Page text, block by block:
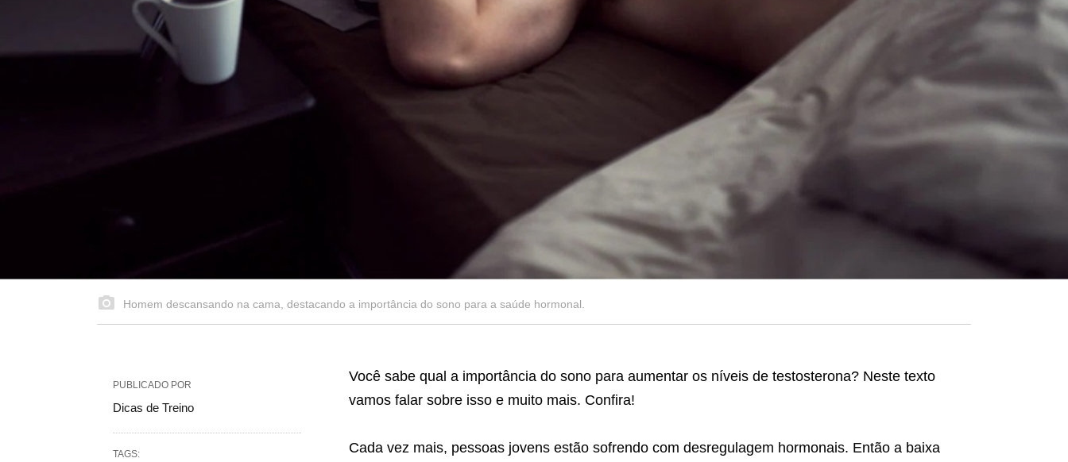
Homem descansando na cama, destacando a importância do sono para a saúde hormonal.
Você sabe qual a importância do sono para aumentar os níveis de testosterona? Neste texto
vamos falar sobre isso e muito mais. Confira!
Cada vez mais, pessoas jovens estão sofrendo com desregulagem hormonais. Então a baixa
PUBLICADO POR
Dicas de Treino
TAGS: